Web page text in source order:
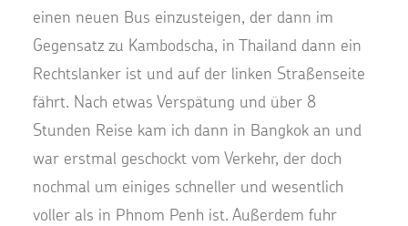
einen neuen Bus einzusteigen, der dann im
Gegensatz zu Kambodscha, in Thailand dann ein
Rechtslanker ist und auf der linken Straßenseite
fährt. Nach etwas Verspätung und über 8
Stunden Reise kam ich dann in Bangkok an und
war erstmal geschockt vom Verkehr, der doch
nochmal um einiges schneller und wesentlich
voller als in Phnom Penh ist. Außerdem fuhr